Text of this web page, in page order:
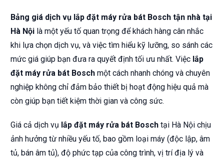
Bảng giá dịch vụ lắp đặt máy rửa bát Bosch tận nhà tại
Hà Nội là một yếu tố quan trọng để khách hàng cân nhắc
khi lựa chọn dịch vụ, và việc tìm hiểu kỹ lưỡng, so sánh các
mức giá giúp bạn đưa ra quyết định tối ưu nhất. Việc lắp
đặt máy rửa bát Bosch một cách nhanh chóng và chuyên
nghiệp không chỉ đảm bảo thiết bị hoạt động hiệu quả mà
còn giúp bạn tiết kiệm thời gian và công sức.
Giá cả dịch vụ lắp đặt máy rửa bát Bosch tại Hà Nội chịu
ảnh hưởng từ nhiều yếu tố, bao gồm loại máy (độc lập, âm
tủ, bán âm tủ), độ phức tạp của công trình, vị trí địa lý và